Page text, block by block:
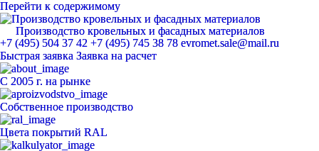
Перейти к содержимому
Производство кровельных и фасадных материалов
ЕвроМет
+7 (495) 504 37 42 +7 (495) 745 38 78 evromet.sale@mail.ru
Быстрая заявка Заявка на расчет
С 2005 г. на рынке
Собственное производство
Цвета покрытий RAL